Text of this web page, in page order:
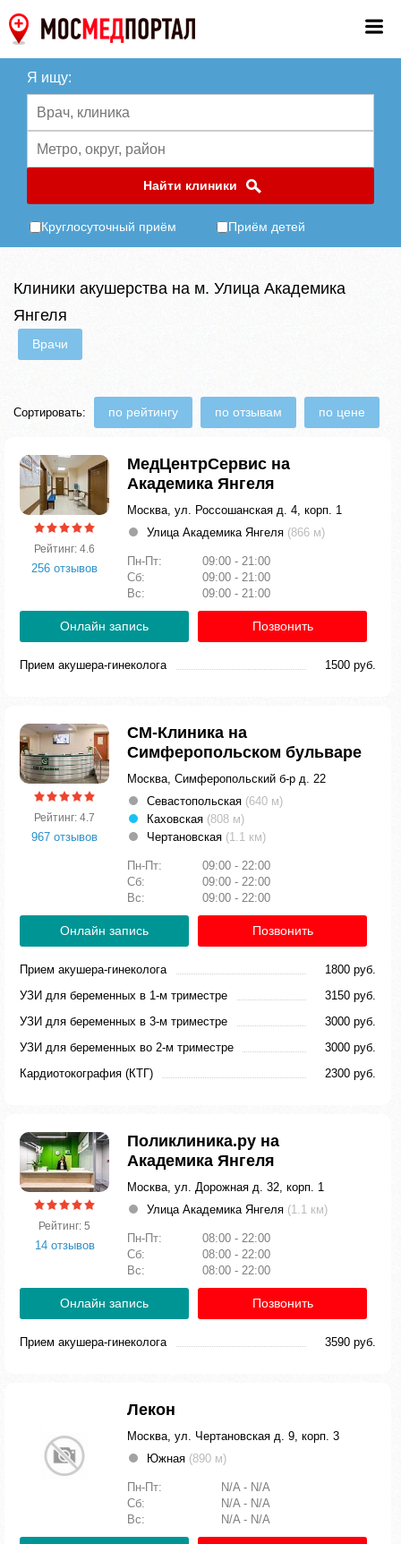
Я ищу:
Найти клиники
Круглосуточный приём Приём детей
Клиники акушерства на м. Улица Академика
Янгеля
Врачи
Сортировать: по рейтингу по отзывам по цене
Рейтинг: 4.6
256 отзывов
МедЦентрСервис на
Академика Янгеля
Москва, ул. Россошанская д. 4, корп. 1
Улица Академика Янгеля (866 м)
Пн-Пт:
09:00 - 21:00
Сб:
09:00 - 21:00
Вс:
09:00 - 21:00
Онлайн запись Позвонить
Прием акушера-гинеколога 1500 руб.
Рейтинг: 4.7
967 отзывов
СМ-Клиника на
Симферопольском бульваре
Москва, Симферопольский б-р д. 22
Севастопольская (640 м)
Каховская (808 м)
Чертановская (1.1 км)
Пн-Пт:
09:00 - 22:00
Сб:
09:00 - 22:00
Вс:
09:00 - 22:00
Онлайн запись Позвонить
Прием акушера-гинеколога
1800 руб.
УЗИ для беременных в 1-м триместре
3150 руб.
УЗИ для беременных в 3-м триместре
3000 руб.
УЗИ для беременных во 2-м триместре
3000 руб.
Кардиотокография (КТГ)
2300 руб.
Рейтинг: 5
14 отзывов
Поликлиника.ру на
Академика Янгеля
Москва, ул. Дорожная д. 32, корп. 1
Улица Академика Янгеля (1.1 км)
Пн-Пт:
08:00 - 22:00
Сб:
08:00 - 22:00
Вс:
08:00 - 22:00
Онлайн запись Позвонить
Прием акушера-гинеколога 3590 руб.
Лекон
Москва, ул. Чертановская д. 9, корп. 3
Южная (890 м)
Пн-Пт:
N/A - N/A
Сб:
N/A - N/A
Вс:
N/A - N/A